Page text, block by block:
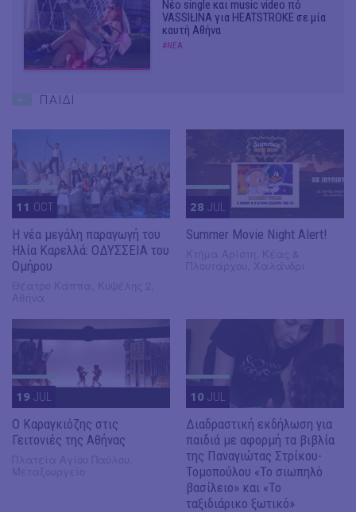
Νέο single και music video πό
VASSIŁINA για HEATSTROKE σε μία
καυτή Αθήνα
#ΝΕΑ
ΠΑΙΔΙ
11 OCT
Η νέα μεγάλη παραγωγή του
Ηλία Καρελλά: ΟΔΥΣΣΕΙΑ του
Ομήρου
28 JUL
Summer Movie Night Alert!
19 JUL
​Ο Καραγκιόζης στις
Γειτονιές της Αθήνας
10 JUL
Διαδραστική εκδήλωση για
παιδιά με αφορμή τα βιβλία
της Παναγιώτας Στρίκου-
Τομοπούλου «Το σιωπηλό
βασίλειο» και «Το
ταξιδιάρικο ξωτικό»